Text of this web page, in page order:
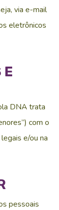
via e-mail
eletrônicos
E
DNA trata
com o
e/ou na
pessoais